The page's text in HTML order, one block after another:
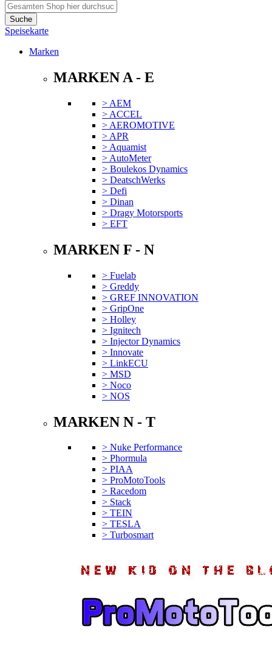
Suche
Speisekarte
Marken
MARKEN A - E
> AEM
> ACCEL
> AEROMOTIVE
> APR
> Aquamist
> AutoMeter
> Boulekos Dynamics
> DeatschWerks
> Defi
> Dinan
> Dragy Motorsports
> EFT
MARKEN F - N
> Fuelab
> Greddy
> GREF INNOVATION
> GripOne
> Holley
> Ignitech
> Injector Dynamics
> Innovate
> LinkECU
> MSD
> Noco
> NOS
MARKEN N - T
> Nuke Performance
> Phormula
> PIAA
> ProMotoTools
> Racedom
> Stack
> TEIN
> TESLA
> Turbosmart